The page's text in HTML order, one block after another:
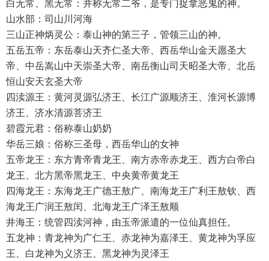
白无常、黑无常：并称无常二爷，是专门捉拿恶鬼的神。
山水部：司山川河海
三山正神炳灵公：泰山神的第三子，管领三山的神。
五岳五帝：东岳泰山天齐仁圣大帝、西岳华山金天愿圣大
帝、中岳嵩山中天崇圣大帝、南岳衡山司天昭圣大帝、北岳
恒山安天玄圣大帝
四渎源王：黄河灵源弘济王、长江广源顺济王、淮河长源博
济王、济水清源菩济王
碧霞元君：俗称泰山奶奶
华岳三娘：俗称三圣母，西岳华山的女神
五帝龙王：东方青帝青龙王、南方赤帝赤龙王、西方白帝白
龙王、北方黑帝黑龙王、中央黄帝黄龙王
四海龙王：东海龙王广德王敖广、南海龙王广利王敖钦、西
海龙王广润王敖闰、北海龙王广泽王敖顺
井海王：统管四渎河神，由玉帝派遣的一位仙真担任。
五龙神：青龙神为广仁王、赤龙神为嘉泽王、黄龙神为孚应
王、白龙神为义济王、黑龙神为灵泽王